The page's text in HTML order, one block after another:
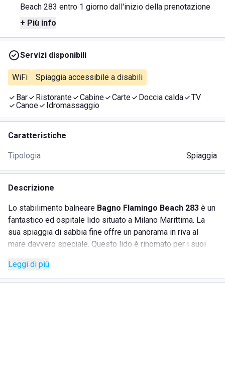
Beach 283 entro 1 giorno dall'inizio della prenotazione
+ Più info
Servizi disponibili
WiFi Spiaggia accessibile a disabili
Bar Ristorante Cabine Carte Doccia calda
TV
Canoe
Idromassaggio
Caratteristiche
Tipologia Spiaggia
Descrizione
Lo stabilimento balneare Bagno Flamingo Beach 283 è un
fantastico ed ospitale lido situato a Milano Marittima. La
sua spiaggia di sabbia fine offre un panorama in riva al
mare davvero speciale. Questo lido è rinomato per i suoi
garantisce una giornata di relax e divertimento per tutta la
famiglia.
Leggi di più